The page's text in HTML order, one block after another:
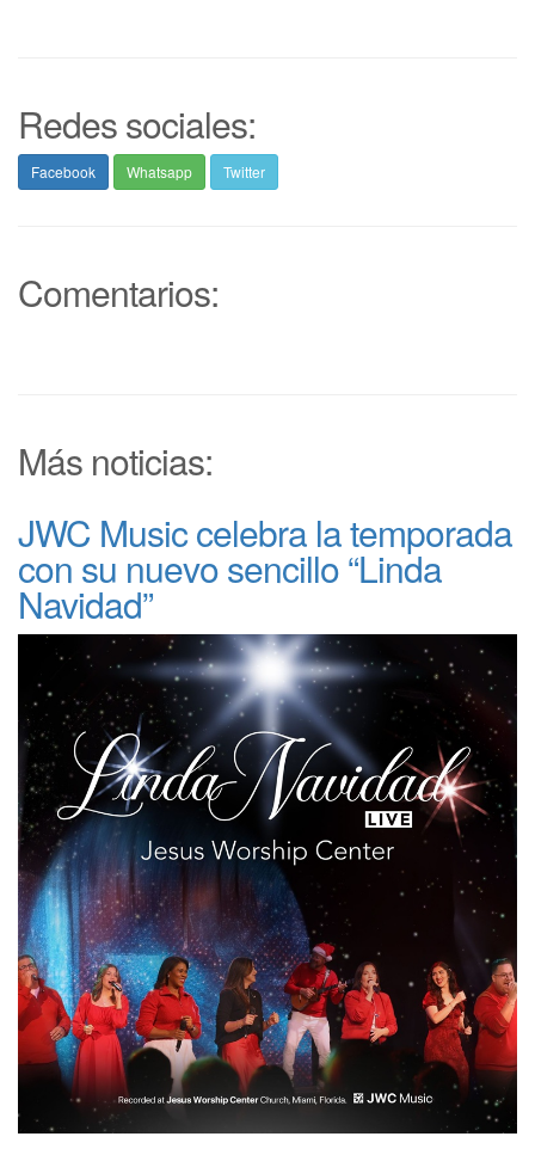
Redes sociales:
Facebook Whatsapp Twitter
Comentarios:
Más noticias:
JWC Music celebra la temporada
con su nuevo sencillo “Linda
Navidad”